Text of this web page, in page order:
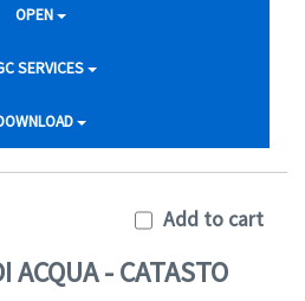
OPEN
SERVICES
Add to cart
ACQUA - CATASTO